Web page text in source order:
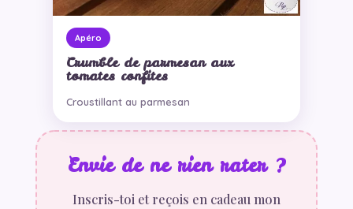
Apéro
Crumble de parmesan aux
tomates confites
Croustillant au parmesan
Envie de ne rien rater ?
Inscris-toi et reçois en cadeau mon